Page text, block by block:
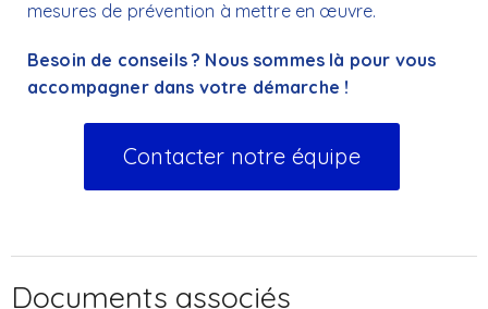
mesures de prévention à mettre en œuvre.
Besoin de conseils ? Nous sommes là pour vous
accompagner dans votre démarche !
Contacter notre équipe
Documents associés